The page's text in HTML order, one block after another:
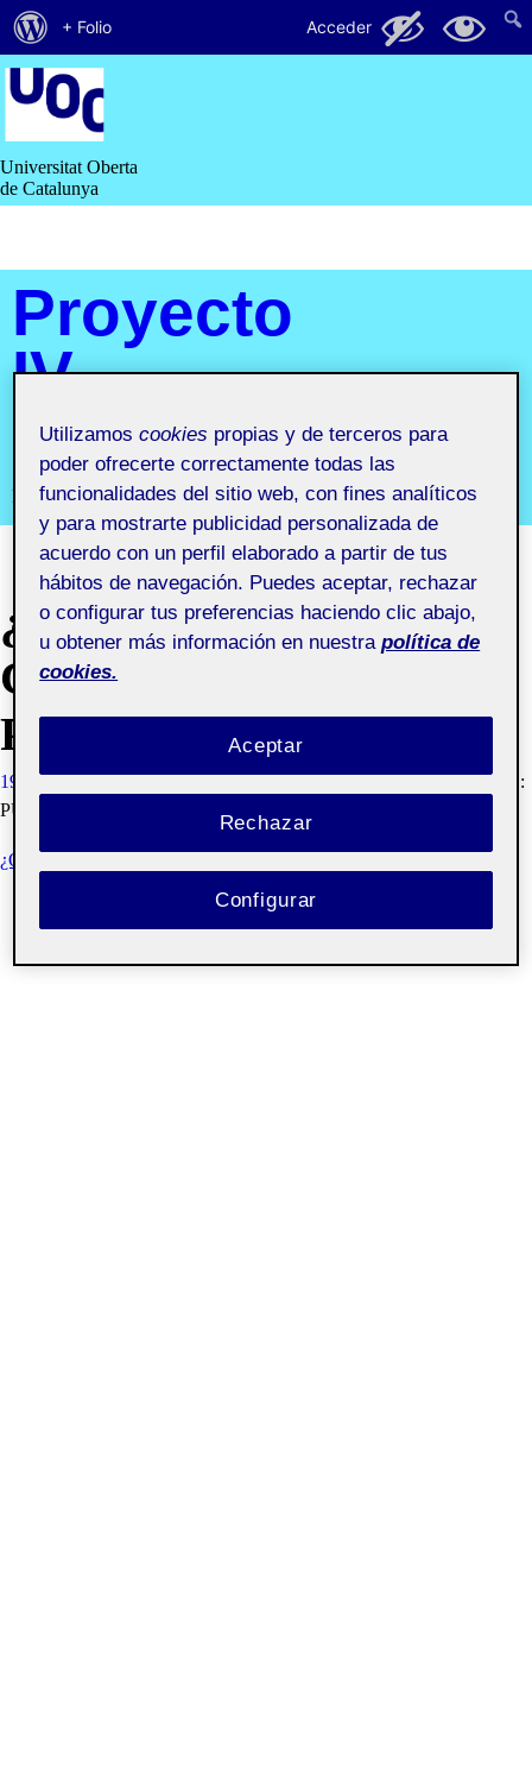
Saltar
contenido
Universitat Oberta
de Catalunya
Proyecto
IV.
Portfolio
Proyecto IV. Portfolio
¿QUIÉN SOY YO?
CREANDO LA MARCA
PERSONAL
19 OCTUBRE, 2020
VISIBILIDAD:
PÚBLICA
¿QUIÉN SOY YO? CREANDO LA MARCA PERSONAL
Acerca
de
WordPress
+ Folio Acceder 112 63
Utilizamoscookies propias y de terceros para
poder ofrecerte correctamente todas las
funcionalidades del sitio web, con fines analíticos
y para mostrarte publicidad personalizada de
acuerdo con un perfil elaborado a partir de tus
hábitos de navegación. Puedes aceptar, rechazar
o configurar tus preferencias haciendo clic abajo,
u obtener más información en nuestra política de
cookies.
Rechazar
Aceptar
Configurar